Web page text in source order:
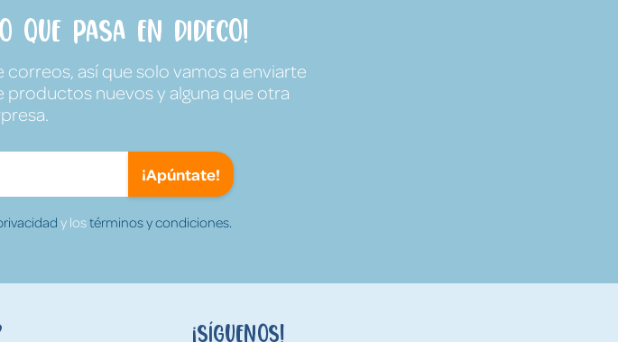
que pasa en Dideco!
así que solo vamos a enviarte
nuevos y alguna que otra
¡Apúntate!
y lostérminos y condiciones.
¡Síguenos!